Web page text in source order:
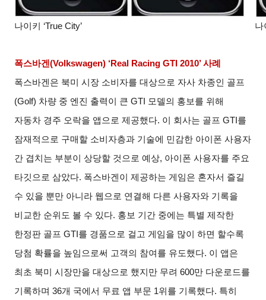
나이키 ‘True City’ 나
폭스바겐(Volkswagen) ‘Real Racing GTI 2010’사례
폭스바겐은 북미 시장 소비자를 대상으로 자사 차종인 골프
(Golf) 차량 중 엔진 출력이 큰 GTI
모델의 홍보를 위해
자동차 경주 오락을 앱으로 제공했다. 이 회사는 골프 GTI 를
잠재적으로 구매할 소비자층과 기술에 민감한 아이폰 사용자
간 겹치는 부분이 상당할 것으로 예상, 아이폰 사용자를 주요
타깃으로 삼았다. 폭스바겐이 제공하는 게임은 혼자서 즐길
수 있을 뿐만 아니라 웹으로 연결해 다른 사용자와 기록을
비교한 순위도 볼 수 있다. 홍보 기간 중에는 특별 제작한
한정판 골프 GTI 를 경품으로 걸고 게임을 많이 하면 할수록
당첨 확률을 높임으로써 고객의 참여를 유도했다. 이 앱은
최초 북미 시장만을 대상으로 했지만 무려 600만 다운로드를
기록하며 36개 국에서 무료 앱 부문 1위를 기록했다. 특히